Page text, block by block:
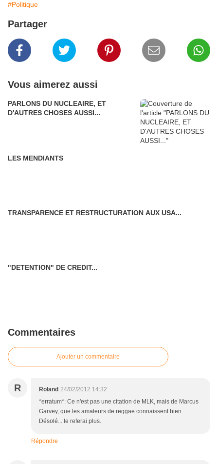
#Politique
Partager
Vous aimerez aussi
PARLONS DU NUCLEAIRE, ET
D'AUTRES CHOSES AUSSI...
LES MENDIANTS
TRANSPARENCE ET RESTRUCTURATION AUX USA...
"DETENTION" DE CREDIT...
Commentaires
Ajouter un commentaire
R Roland 24/02/2012 14:32
*erratum*: Ce n'est pas une citation de MLK, mais de Marcus
Garvey, que les amateurs de reggae connaissent bien.
Désolé... le referai plus.
Répondre